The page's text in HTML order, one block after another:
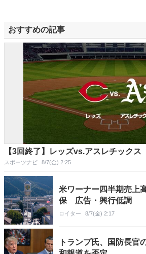
おすすめの記事
【3回終了】レッズvs.アスレチックス
スポーツナビ 8/7(金) 2:25
米ワーナー四半期売上
保 広告・興行低調
ロイター 8/7(金) 2:17
トランプ氏、国防長